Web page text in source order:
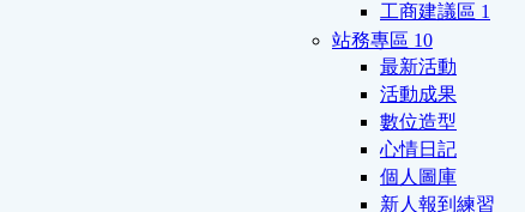
工商建議區 1
站務專區 10
最新活動
活動成果
數位造型
心情日記
個人圖庫
新人報到練習